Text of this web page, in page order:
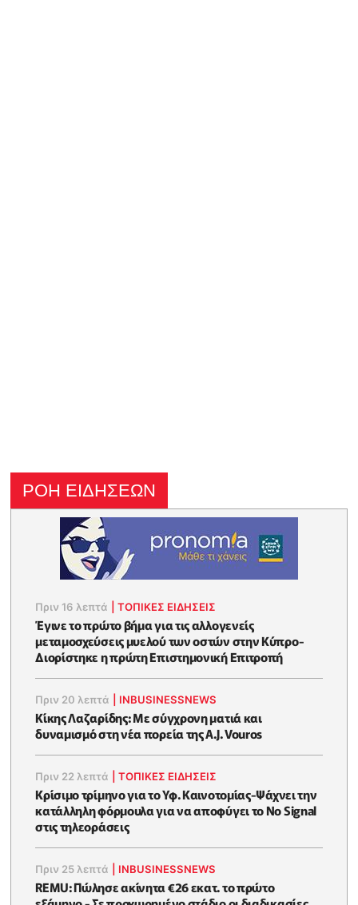
ΡΟΗ ΕΙΔΗΣΕΩΝ
Πριν 16 λεπτά |ΤΟΠΙΚΕΣ ΕΙΔΗΣΕΙΣ
Έγινε το πρώτο βήμα για τις αλλογενείς
μεταμοσχεύσεις μυελού των οστών στην Κύπρο-
Διορίστηκε η πρώτη Επιστημονική Επιτροπή
Πριν 20 λεπτά INBUSINESSNEWS
Κίκης Λαζαρίδης: Με σύγχρονη ματιά και
δυναμισμό στη νέα πορεία της A.J. Vouros
Πριν 22 λεπτά |ΤΟΠΙΚΕΣ ΕΙΔΗΣΕΙΣ
Κρίσιμο τρίμηνο για το Υφ. Καινοτομίας-Ψάχνει την
κατάλληλη φόρμουλα για να αποφύγει το No Signal
στις τηλεοράσεις
Πριν 25 λεπτά INBUSINESSNEWS
REMU: Πώλησε ακίνητα €26 εκατ. το πρώτο